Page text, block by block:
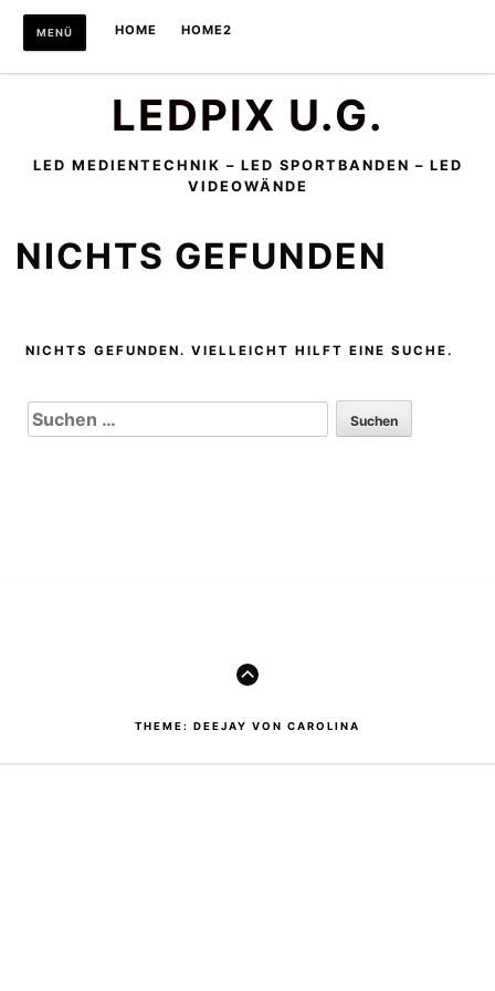
Zum
InhaltMENÜ HOME HOME2
LEDPIX U.G.
LED MEDIENTECHNIK – LED SPORTBANDEN – LED
VIDEOWÄNDE
NICHTS GEFUNDEN
NICHTS GEFUNDEN. VIELLEICHT HILFT EINE SUCHE.
SUCHEN
NACH:
ZUM
THEME: DEEJAY VON CAROLINA